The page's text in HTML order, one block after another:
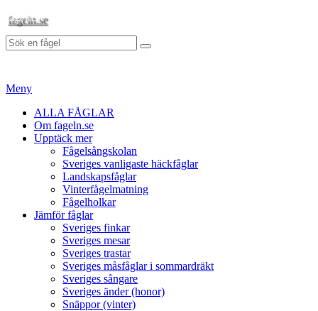
Hoppa
till
innehåll
fageln.se
Sök
efter:
Sök
Meny
Primär
meny
ALLA FÅGLAR
Om fageln.se
Upptäck mer
Fågelsångskolan
Sveriges vanligaste häckfåglar
Landskapsfåglar
Vinterfågelmatning
Fågelholkar
Jämför fåglar
Sveriges finkar
Sveriges mesar
Sveriges trastar
Sveriges måsfåglar i sommardräkt
Sveriges sångare
Sveriges änder (honor)
Snäppor (vinter)